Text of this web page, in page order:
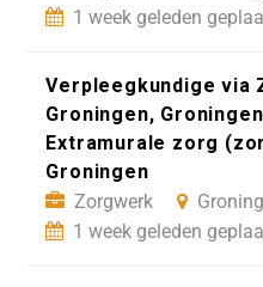
1 week geleden
Verpleegkundige via
Groningen,
Extramurale zorg
Groningen
Zorgwerk
1 week geleden